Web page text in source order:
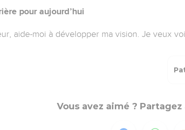
pour aujourd’hui
aide-moi à développer ma vision. Je veux
Vous avez aimé ?